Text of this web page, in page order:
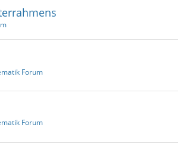
Forum
Forum